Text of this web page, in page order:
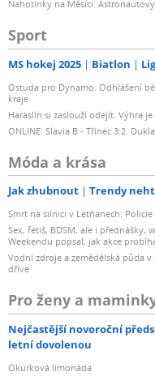
Nahotinky na Měsíci:
Sport
MS hokej 2025 Biatlon
Ostuda pro Dynamo. Odhlášení
kraje
Haraslín si zaslouží odejít. Výhra
ONLINE: Slavia B - Třinec 3:2.
Móda a krása
Jak zhubnout Trendy
Smrt na silnici v Letňanech:
Sex, fetiš, BDSM, ale i přednášky,
Weekendu popsal, jak akce
Vodní zdroje a zemědělská půda
dříve
Pro ženy a
Nejčastější novoroční
letní dovolenou
Okurková limonáda